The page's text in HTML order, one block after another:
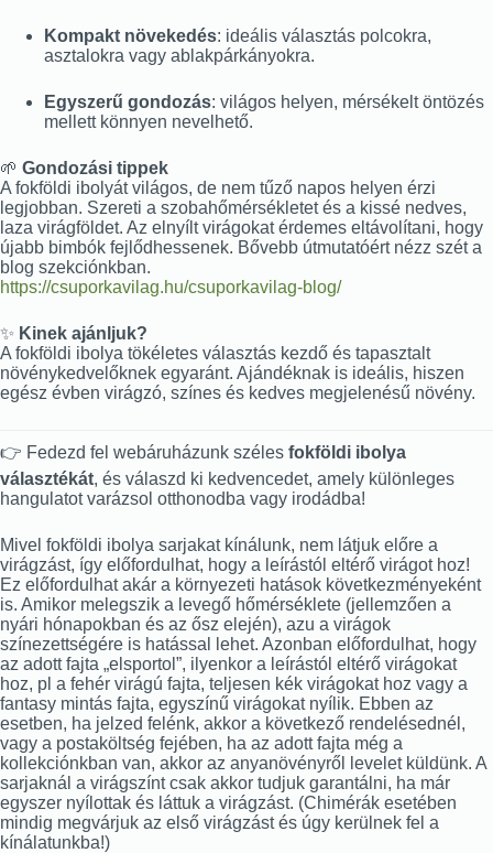
Kompakt növekedés: ideális választás polcokra,
asztalokra vagy ablakpárkányokra.
Egyszerű gondozás: világos helyen, mérsékelt öntözés
mellett könnyen nevelhető.
🌱 Gondozási tippek
A fokföldi ibolyát világos, de nem tűző napos helyen érzi
legjobban. Szereti a szobahőmérsékletet és a kissé nedves,
laza virágföldet. Az elnyílt virágokat érdemes eltávolítani, hogy
újabb bimbók fejlődhessenek. Bővebb útmutatóért nézz szét a
blog szekciónkban.
https://csuporkavilag.hu/csuporkavilag-blog/
✨ Kinek ajánljuk?
A fokföldi ibolya tökéletes választás kezdő és tapasztalt
növénykedvelőknek egyaránt. Ajándéknak is ideális, hiszen
egész évben virágzó, színes és kedves megjelenésű növény.
👉 Fedezd fel webáruházunk széles fokföldi ibolya
választékát, és válaszd ki kedvencedet, amely különleges
hangulatot varázsol otthonodba vagy irodádba!
Mivel fokföldi ibolya sarjakat kínálunk, nem látjuk előre a
virágzást, így előfordulhat, hogy a leírástól eltérő virágot hoz!
Ez előfordulhat akár a környezeti hatások következményeként
is. Amikor melegszik a levegő hőmérséklete (jellemzően a
nyári hónapokban és az ősz elején), azu a virágok
színezettségére is hatással lehet. Azonban előfordulhat, hogy
az adott fajta „elsportol”, ilyenkor a leírástól eltérő virágokat
hoz, pl a fehér virágú fajta, teljesen kék virágokat hoz vagy a
fantasy mintás fajta, egyszínű virágokat nyílik. Ebben az
esetben, ha jelzed felénk, akkor a következő rendelésednél,
vagy a postaköltség fejében, ha az adott fajta még a
kollekciónkban van, akkor az anyanövényről levelet küldünk. A
sarjaknál a virágszínt csak akkor tudjuk garantálni, ha már
egyszer nyílottak és láttuk a virágzást. (Chimérák esetében
mindig megvárjuk az első virágzást és úgy kerülnek fel a
kínálatunkba!)